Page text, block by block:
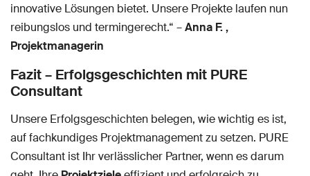
innovative Lösungen bietet. Unsere Projekte laufen nun
reibungslos und termingerecht.“ –Anna F. ,
Projektmanagerin
Fazit – Erfolgsgeschichten mit PURE
Consultant
Unsere Erfolgsgeschichten belegen, wie wichtig es ist,
auf fachkundiges Projektmanagement zu setzen. PURE
Consultant ist Ihr verlässlicher Partner, wenn es darum